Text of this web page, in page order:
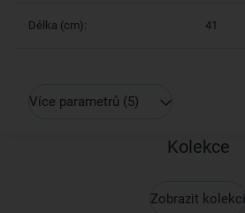
Délka (cm): 41
Více parametrů (5)
Kolekce
Zobrazit kolekci